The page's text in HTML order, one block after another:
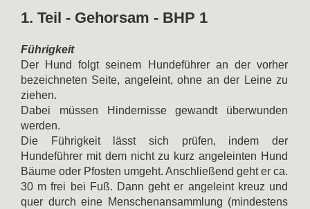
1. Teil - Gehorsam - BHP 1
Führigkeit
Der Hund folgt seinem Hundeführer an der vorher
bezeichneten Seite, angeleint, ohne an der Leine zu
ziehen.
Dabei müssen Hindernisse gewandt überwunden
werden.
Die Führigkeit lässt sich prüfen, indem der
Hundeführer mit dem nicht zu kurz angeleinten Hund
Bäume oder Pfosten umgeht. Anschließend geht er ca.
30 m frei bei Fuß. Dann geht er angeleint kreuz und
quer durch eine Menschenansammlung (mindestens